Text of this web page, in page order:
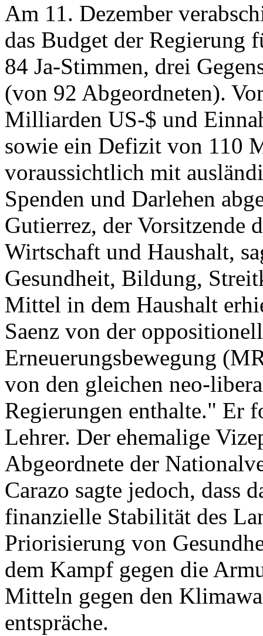
Am 11. Dezember
das Budget der Regierung
84 Ja-Stimmen, drei
(von 92 Abgeordneten).
Milliarden US-$ und
sowie ein Defizit von 110
voraussichtlich mit
Spenden und Darlehen
Gutierrez, der Vorsitzende
Wirtschaft und Haushalt,
Gesundheit, Bildung,
Mittel in dem Haushalt
Saenz von der
Erneuerungsbewegung
von den gleichen neo-
Regierungen enthalte." Er
Lehrer. Der ehemalige
Abgeordnete der
Carazo sagte jedoch, dass
finanzielle Stabilität des
Priorisierung von
dem Kampf gegen die
Mitteln gegen den
entspräche.